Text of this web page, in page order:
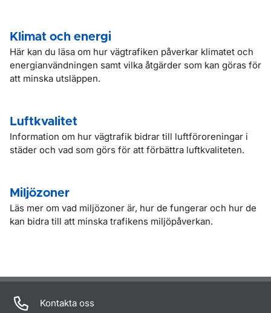
Klimat och energi
Här kan du läsa om hur vägtrafiken påverkar klimatet och
energianvändningen samt vilka åtgärder som kan göras för
att minska utsläppen.
Luftkvalitet
Information om hur vägtrafik bidrar till luftföroreningar i
städer och vad som görs för att förbättra luftkvaliteten.
Miljözoner
Läs mer om vad miljözoner är, hur de fungerar och hur de
kan bidra till att minska trafikens miljöpåverkan.
Kontakta oss